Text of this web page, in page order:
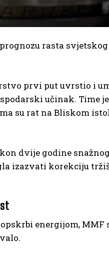
rasta svjetskog
prvi put uvrstio i
učinak. Time
su rat na Bliskom
dvije godine
izazvati korekciju
energijom, MMF